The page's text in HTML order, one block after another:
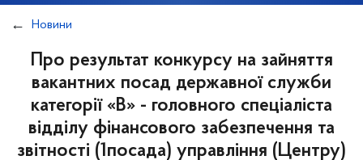
Новини
Про результат конкурсу на зайняття
вакантних посад державної служби
категорії «В» - головного спеціаліста
відділу фінансового забезпечення та
звітності (1посада) управління (Центру)